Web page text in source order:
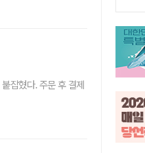
잡혔다. 주문 후 결제